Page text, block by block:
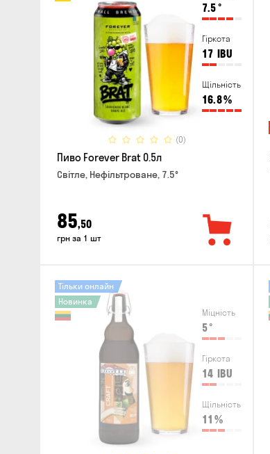
7.5°
Гіркота
17 IBU
Щільність
16.8%
(0)
Пиво Forever Brat 0.5л
Світле, Нефільтроване, 7.5°
85,50
грн за 1 шт
Міцність
5°
Гіркота
14 IBU
Щільність
11 %
Тільки онлайн
Новинка